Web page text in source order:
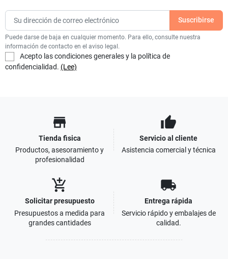
Puede darse de baja en cualquier momento. Para ello, consulte nuestra
información de contacto en el aviso legal.
Acepto las condiciones generales y la política de
confidencialidad. (Lee)
store
Tienda fisica
Productos, asesoramiento y
profesionalidad
thumb_up
Servicio al cliente
Asistencia comercial y técnica
add_shopping_cart
Solicitar presupuesto
Presupuestos a medida para
grandes cantidades
local_shipping
Entrega rápida
Servicio rápido y embalajes de
calidad.